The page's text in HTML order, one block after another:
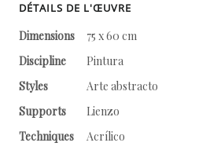
DÉTAILS DE L'ŒUVRE
Dimensions
75 x 60 cm
Discipline
Pintura
Styles
Arte abstracto
Supports
Lienzo
Techniques
Acrílico